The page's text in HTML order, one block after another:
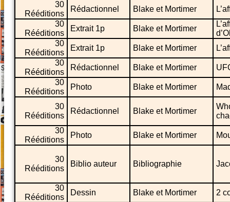
30
Rééditions
Rédactionnel Blake et Mortimer
30
Rééditions
Extrait 1p Blake et Mortimer
30
Rééditions
Extrait 1p Blake et Mortimer
30
Rééditions
Rédactionnel Blake et Mortimer
30
Rééditions
Photo Blake et Mortimer
30
Rééditions
Rédactionnel Blake et Mortimer
30
Rééditions
Photo Blake et Mortimer
30
Rééditions
Biblio auteur Bibliographie
30
Rééditions
Dessin Blake et Mortimer
2